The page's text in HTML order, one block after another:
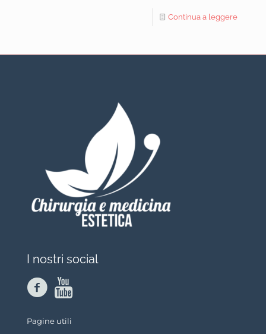
Continua a leggere
I nostri social
Pagine utili